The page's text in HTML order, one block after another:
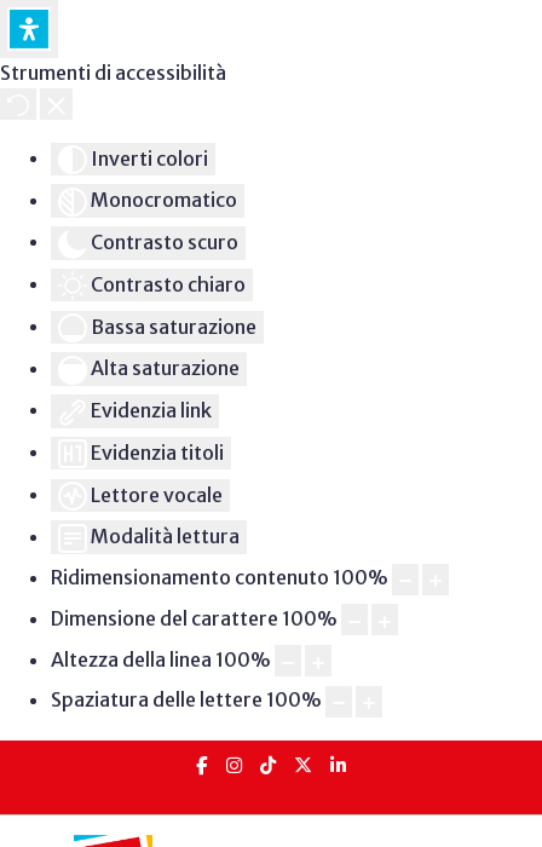
Strumenti di accessibilità
Inverti colori
Monocromatico
Contrasto scuro
Contrasto chiaro
Bassa saturazione
Alta saturazione
Evidenzia link
Evidenzia titoli
Lettore vocale
Modalità lettura
Ridimensionamento contenuto 100%
Dimensione del carattere 100%
Altezza della linea 100%
Spaziatura delle lettere 100%